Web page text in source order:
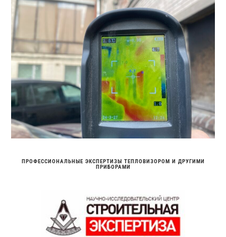
ПРОФЕССИОНАЛЬНЫЕ ЭКСПЕРТИЗЫ ТЕПЛОВИЗОРОМ И ДРУГИМИ
ПРИБОРАМИ